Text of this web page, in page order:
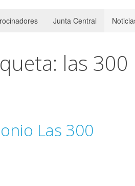
Junta Central
las 300
Las 300